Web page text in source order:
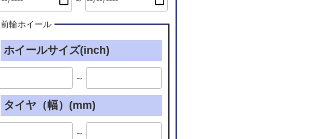
前輪ホイール
ホイールサイズ(inch)
～
タイヤ（幅）(mm)
～